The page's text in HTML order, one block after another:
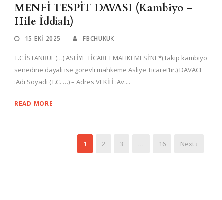
MENFİ TESPİT DAVASI (Kambiyo –
Hile İddialı)
15 EKI 2025 FBCHUKUK
T.C.İSTANBUL (…) ASLİYE TİCARET MAHKEMESİ’NE*(Takip kambiyo
senedine dayalı ise görevli mahkeme Asliye Ticaret’tir.) DAVACI
:Adı Soyadı (T.C. …) – Adres VEKİLİ :Av....
READ MORE
1 2 3 … 16 Next ›